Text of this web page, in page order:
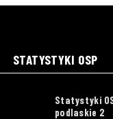
STATYSTYKI OSP
Statystyki
podlaskie 2